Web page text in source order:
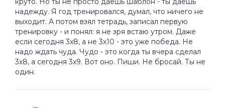
надежду. Я год тренировался, думал, что ничего не
выходит. А потом взял тетрадь, записал первую
тренировку - и понял: я не зря встаю утром. Даже
если сегодня 3х8, а не 3х10 - это уже победа. Не
надо ждать чуда. Чудо - это когда ты вчера сделал
3х8, а сегодня 3х9. Вот оно. Пиши. Не бросай. Ты не
один.